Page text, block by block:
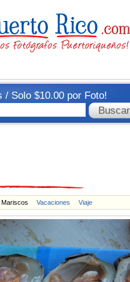
/ Solo $10.00 por Foto!
Mariscos Vacaciones Viaje